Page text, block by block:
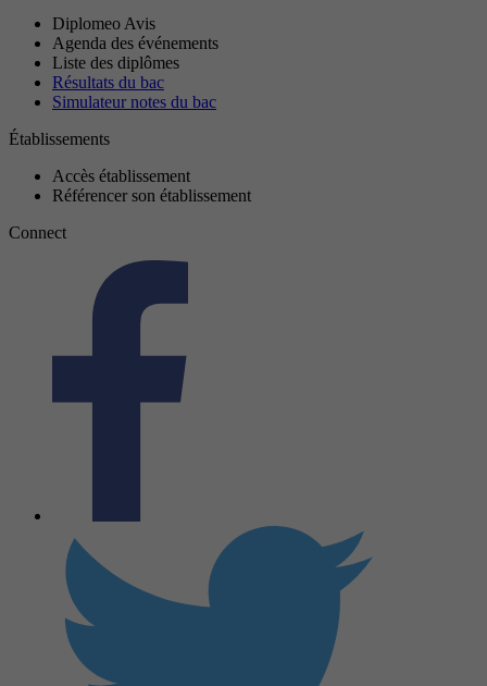
Diplomeo Avis
Agenda des événements
Liste des diplômes
Résultats du bac
Simulateur notes du bac
Établissements
Accès établissement
Référencer son établissement
Connect